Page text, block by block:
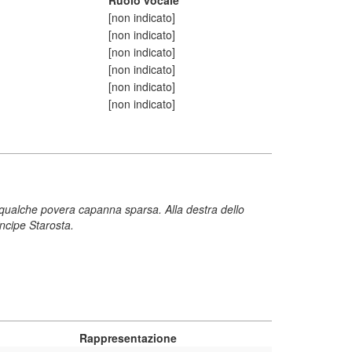
[non indicato]
[non indicato]
[non indicato]
[non indicato]
[non indicato]
[non indicato]
povera capanna sparsa. Alla destra dello
Starosta.
Rappresentazione